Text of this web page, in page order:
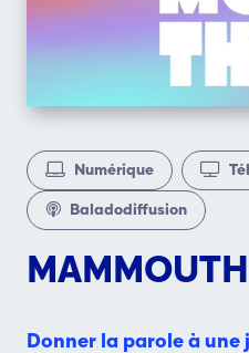
Numérique
Baladodiffusion
MAMMOUTH
Donner la parole à une